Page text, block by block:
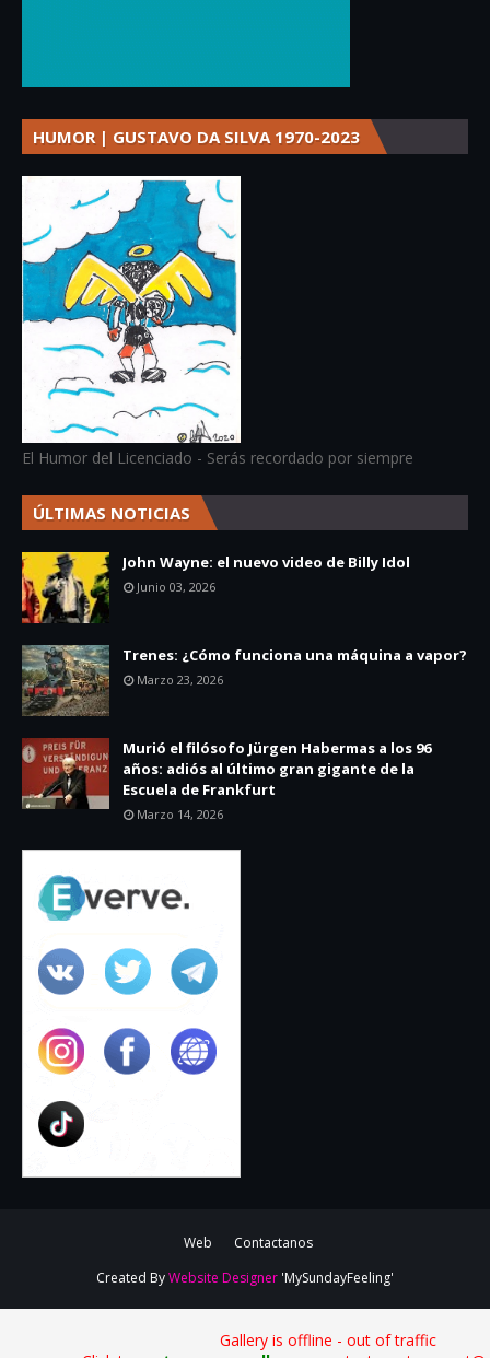
HUMOR | GUSTAVO DA SILVA 1970-2023
El Humor del Licenciado - Serás recordado por siempre
ÚLTIMAS NOTICIAS
John Wayne: el nuevo video de Billy Idol
Junio 03, 2026
Trenes: ¿Cómo funciona una máquina a vapor?
Marzo 23, 2026
Murió el filósofo Jürgen Habermas a los 96
años: adiós al último gran gigante de la
Escuela de Frankfurt
Marzo 14, 2026
Web
Contactanos
Created ByWebsite Designer 'MySundayFeeling'
Gallery is offline - out of traffic